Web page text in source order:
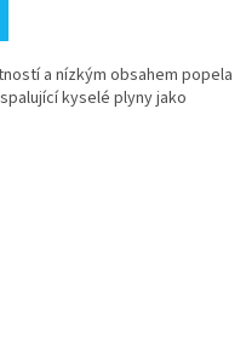
a nízkým obsahem popela
kyselé plyny jako